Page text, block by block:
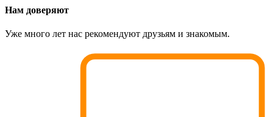
Нам доверяют
Уже много лет нас рекомендуют друзьям и знакомым.